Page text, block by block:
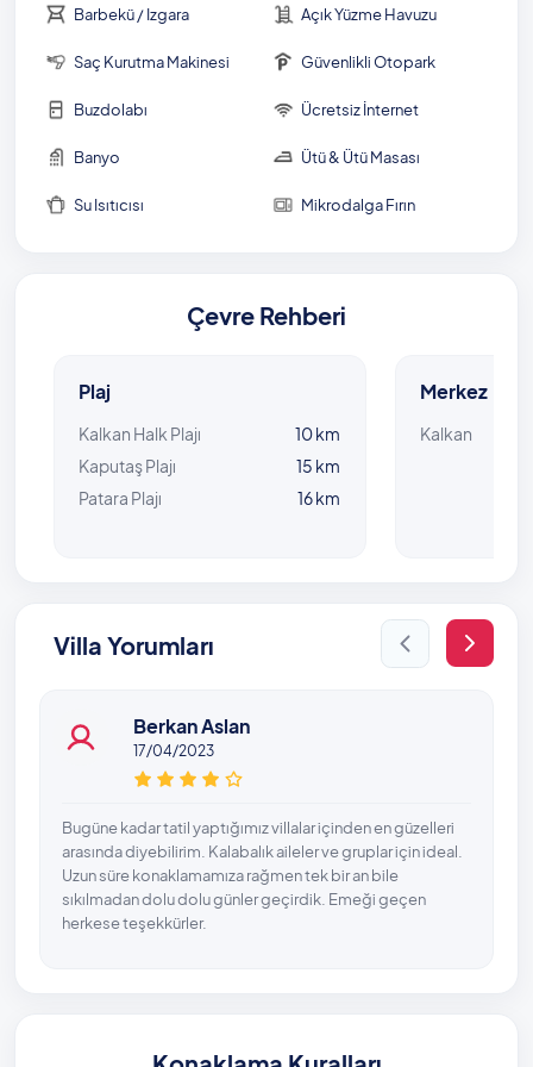
01 Haziran - 30 Eylül tarihleri arasında iç havuzlar
aktif değildir.
Barbekü / Izgara Açık Yüzme Havuzu
Saç Kurutma Makinesi Güvenlikli Otopark
Buzdolabı Ücretsiz İnternet
Banyo Ütü & Ütü Masası
Su Isıtıcısı Mikrodalga Fırın
Çevre Rehberi
Plaj
Kalkan Halk Plajı
10 km
Kaputaş Plajı
15 km
Patara Plajı
16 km
Merkez
Kalkan
Villa Yorumları
Berkan Aslan
17/04/2023
Bugüne kadar tatil yaptığımız villalar içinden en güzelleri
arasında diyebilirim. Kalabalık aileler ve gruplar için ideal.
Uzun süre konaklamamıza rağmen tek bir an bile
sıkılmadan dolu dolu günler geçirdik. Emeği geçen
herkese teşekkürler.